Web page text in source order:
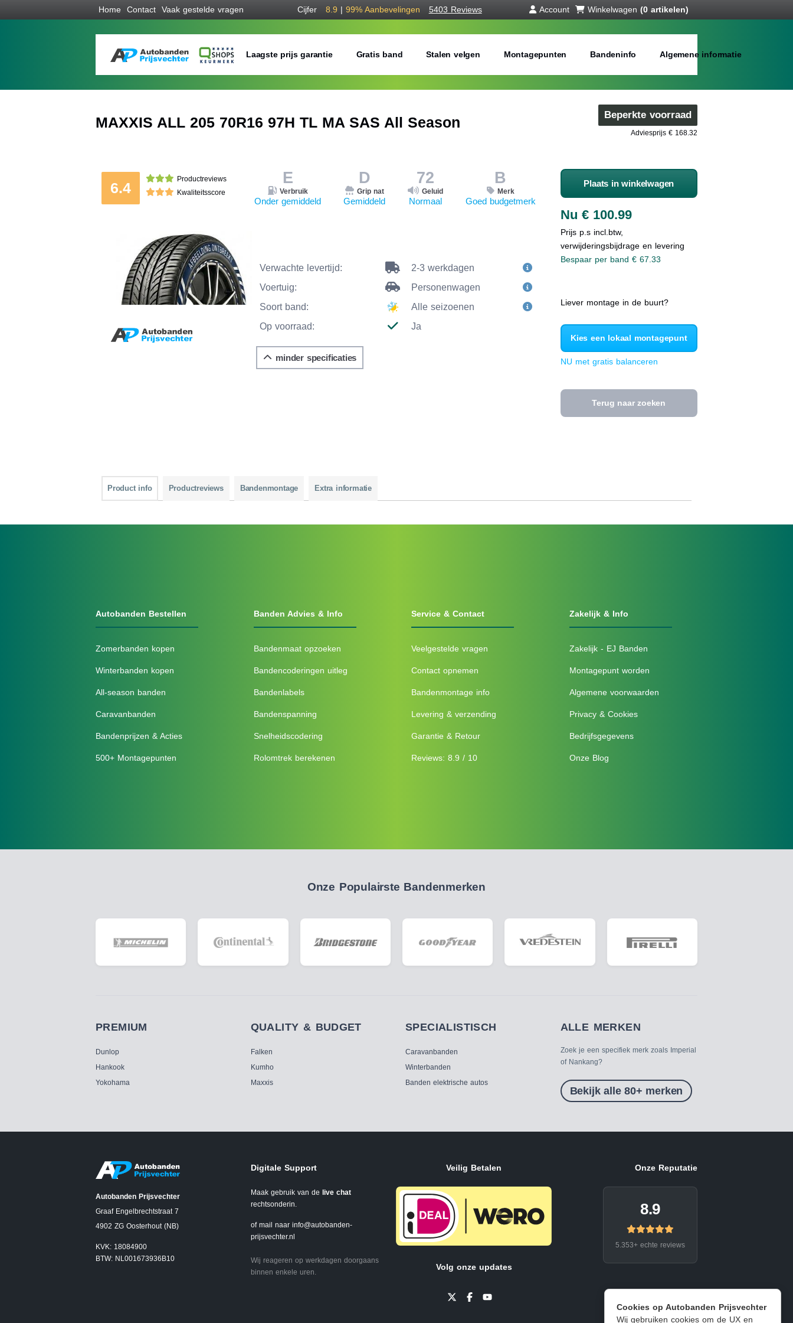
Cookies op Autobanden Prijsvechter
Wij gebruiken cookies om de UX en
Home Contact Vaak gestelde vragen Cijfer 8.9 | 99% Aanbevelingen 5403 Reviews Account Winkelwagen (0 artikelen)
Laagste prijs garantie Gratis band Stalen velgen Montagepunten Bandeninfo Algemene informatie
MAXXIS ALL 205 70R16 97H TL MA SAS All Season Beperkte voorraad
Adviesprijs € 168.32
6.4
Productreviews
Kwaliteitsscore
E
Verbruik
Onder gemiddeld
D
Grip nat
Gemiddeld
72
Geluid
Normaal
B
Merk
Goed budgetmerk
Verwachte levertijd:
2-3 werkdagen
Voertuig:
Personenwagen
Soort band:
Alle seizoenen
Op voorraad:
Ja
minder specificaties
Plaats in winkelwagen
Nu € 100.99
Prijs p.s incl.btw,
verwijderingsbijdrage en levering
Bespaar per band € 67.33
Liever montage in de buurt?
Kies een lokaal montagepunt
NU met gratis balanceren
Terug naar zoeken
Product info Productreviews Bandenmontage Extra informatie
Autobanden Bestellen
Zomerbanden kopen
Winterbanden kopen
All-season banden
Caravanbanden
Bandenprijzen & Acties
500+ Montagepunten
Banden Advies & Info
Bandenmaat opzoeken
Bandencoderingen uitleg
Bandenlabels
Bandenspanning
Snelheidscodering
Rolomtrek berekenen
Service & Contact
Veelgestelde vragen
Contact opnemen
Bandenmontage info
Levering & verzending
Garantie & Retour
Reviews: 8.9 / 10
Zakelijk & Info
Zakelijk - EJ Banden
Montagepunt worden
Algemene voorwaarden
Privacy & Cookies
Bedrijfsgegevens
Onze Blog
Onze Populairste Bandenmerken
PREMIUM
Dunlop
Hankook
Yokohama
QUALITY & BUDGET
Falken
Kumho
Maxxis
SPECIALISTISCH
Caravanbanden
Winterbanden
Banden elektrische autos
ALLE MERKEN
Zoek je een specifiek merk zoals Imperial
of Nankang?
Bekijk alle 80+ merken
Autobanden Prijsvechter
Graaf Engelbrechtstraat 7
4902 ZG Oosterhout (NB)
KVK: 18084900
BTW: NL001673936B10
Digitale Support
Maak gebruik van de live chat
rechtsonderin.
of mail naar info@autobanden-
prijsvechter.nl
Wij reageren op werkdagen doorgaans
binnen enkele uren.
Veilig Betalen
Volg onze updates
Onze Reputatie
8.9
5.353+ echte reviews